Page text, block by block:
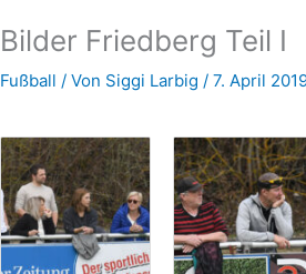
Bilder Friedberg Teil I
Fußball / Von Siggi Larbig/7. April